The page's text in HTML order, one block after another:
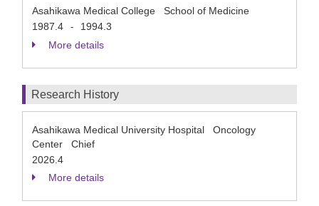
Asahikawa Medical College School of Medicine
1987.4
-
1994.3
More details
Research History
Asahikawa Medical University Hospital Oncology
Center Chief
2026.4
More details